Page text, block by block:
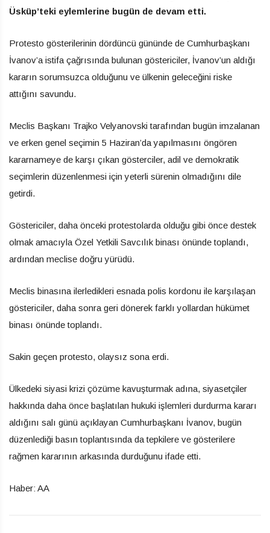
Üsküp’teki eylemlerine bugün de devam etti.
Protesto gösterilerinin dördüncü gününde de Cumhurbaşkanı
İvanov’a istifa çağrısında bulunan göstericiler, İvanov’un aldığı
kararın sorumsuzca olduğunu ve ülkenin geleceğini riske
attığını savundu.
Meclis Başkanı Trajko Velyanovski tarafından bugün imzalanan
ve erken genel seçimin 5 Haziran’da yapılmasını öngören
kararnameye de karşı çıkan gösterciler, adil ve demokratik
seçimlerin düzenlenmesi için yeterli sürenin olmadığını dile
getirdi.
Göstericiler, daha önceki protestolarda olduğu gibi önce destek
olmak amacıyla Özel Yetkili Savcılık binası önünde toplandı,
ardından meclise doğru yürüdü.
Meclis binasına ilerledikleri esnada polis kordonu ile karşılaşan
göstericiler, daha sonra geri dönerek farklı yollardan hükümet
binası önünde toplandı.
Sakin geçen protesto, olaysız sona erdi.
Ülkedeki siyasi krizi çözüme kavuşturmak adına, siyasetçiler
hakkında daha önce başlatılan hukuki işlemleri durdurma kararı
aldığını salı günü açıklayan Cumhurbaşkanı İvanov, bugün
düzenlediği basın toplantısında da tepkilere ve gösterilere
rağmen kararının arkasında durduğunu ifade etti.
Haber: AA